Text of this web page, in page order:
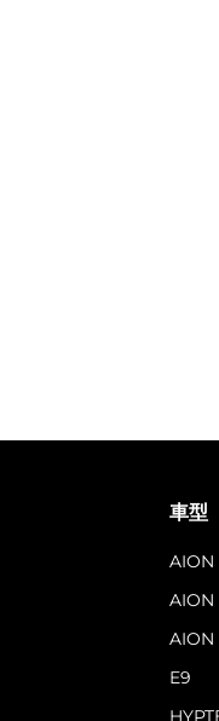
車型
AION
AION
AION
E9